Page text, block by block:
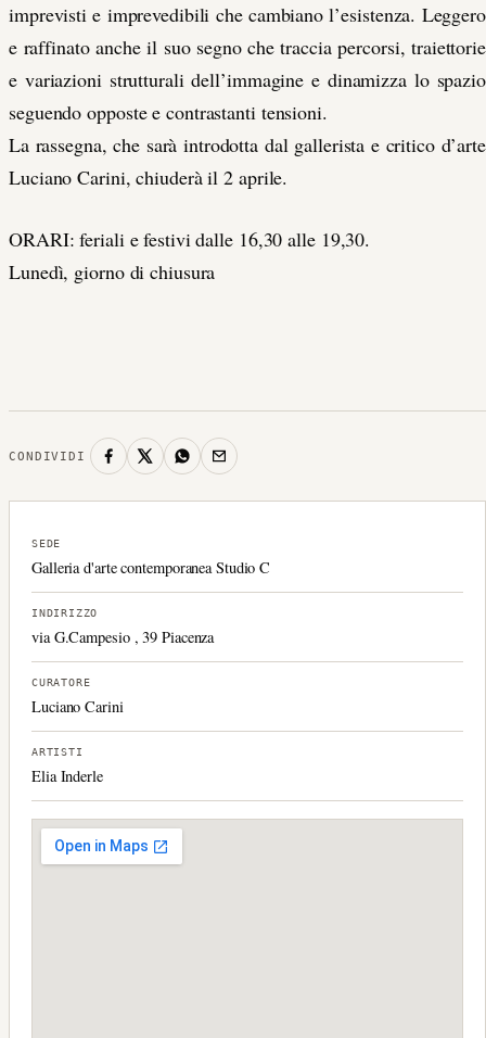
imprevisti e imprevedibili che cambiano l’esistenza. Leggero
e raffinato anche il suo segno che traccia percorsi, traiettorie
e variazioni strutturali dell’immagine e dinamizza lo spazio
seguendo opposte e contrastanti tensioni.
La rassegna, che sarà introdotta dal gallerista e critico d’arte
Luciano Carini, chiuderà il 2 aprile.
ORARI: feriali e festivi dalle 16,30 alle 19,30.
Lunedì, giorno di chiusura
CONDIVIDI
SEDE
Galleria d'arte contemporanea Studio C
INDIRIZZO
via G.Campesio , 39 Piacenza
CURATORE
Luciano Carini
ARTISTI
Elia Inderle